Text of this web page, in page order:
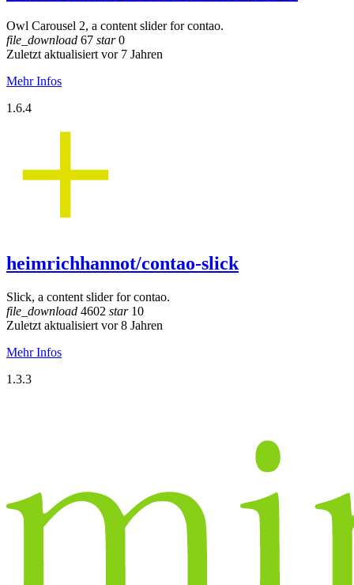
Owl Carousel 2, a content slider for contao.
file_download 67 star0
Zuletzt aktualisiert vor 7 Jahren
Mehr Infos
1.6.4
heimrichhannot/contao-slick
Slick, a content slider for contao.
file_download 4602 star10
Zuletzt aktualisiert vor 8 Jahren
Mehr Infos
1.3.3